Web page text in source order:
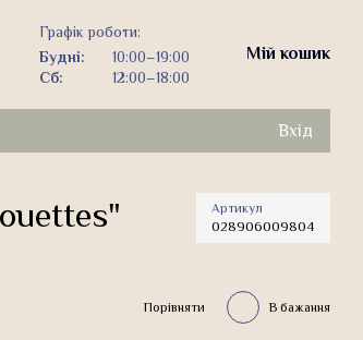
Графік роботи:
Будні:
10:00–19:00
Сб:
12:00–18:00
Мій кошик
Вхід
Артикул
028906009804
Порівняти В бажання